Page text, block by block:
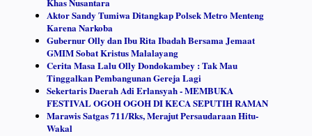
Khas Nusantara
Aktor Sandy Tumiwa Ditangkap Polsek Metro Menteng
Karena Narkoba
Gubernur Olly dan Ibu Rita Ibadah Bersama Jemaat
GMIM Sobat Kristus Malalayang
Cerita Masa Lalu Olly Dondokambey : Tak Mau
Tinggalkan Pembangunan Gereja Lagi
Sekertaris Daerah Adi Erlansyah - MEMBUKA
FESTIVAL OGOH OGOH DI KECA SEPUTIH RAMAN
Marawis Satgas 711/Rks, Merajut Persaudaraan Hitu-
Wakal